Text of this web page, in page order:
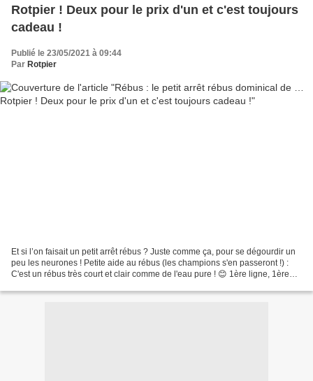
Rotpier ! Deux pour le prix d'un et c'est toujours
cadeau !
Publié le 23/05/2021 à 09:44
Par Rotpier
Et si l’on faisait un petit arrêt rébus ? Juste comme ça, pour se dégourdir un
peu les neurones ! Petite aide au rébus (les champions s'en passeront !) :
C'est un rébus très court et clair comme de l'eau pure ! 😊 1ère ligne, 1ère